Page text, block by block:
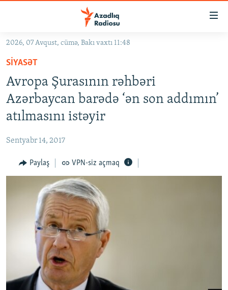
Əsas
qayıt
Əsas
naviqasiyaya
qayıt
Axtarışa
GÜNDƏM
KORRUPSIOMETR
#ƏSLINDƏ
QANUNI DOĞRU
ARAŞDIRMA
MULTIMEDIA
FOTOQALEREYA
İNFOQRAFIKA
KARIKATURA
RADIO ARXIV
OXU ZALI
AZƏRBAYCAN ƏDƏBIYYATI KITABXANASI
İSLAM VƏ DEMOKRATIYA
İZ - MƏDƏNIYYƏT PROQRAMI
HAQQIMIZDA
MISSIYAMIZ
PEŞƏ ETIKASI VƏ JURNALISTIKA STANDARTLARIMIZ
MATERIALLARIMIZDAN ISTIFADƏ
2026, 07 Avqust, cümə, Bakı vaxtı 11:48
SIYASƏT
Avropa Şurasının rəhbəri
Azərbaycan barədə ‘ən son addımın’
atılmasını istəyir
Sentyabr 14, 2017
Paylaş VPN-siz açmaq